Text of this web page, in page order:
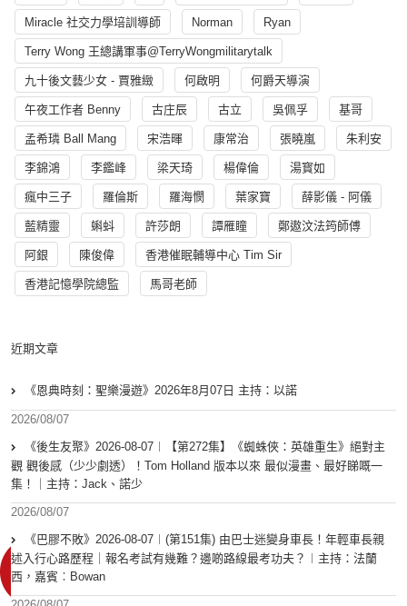
Miracle 社交力學培訓導師 Norman Ryan
Terry Wong 王總講軍事@TerryWongmilitarytalk
九十後文藝少女 - 賈雅緻 何啟明 何爵天導演
午夜工作者 Benny 古庄辰 古立 吳佩孚 基哥
孟希璘 Ball Mang 宋浩暉 康常治 張曉嵐 朱利安
李錦鴻 李鑑峰 梁天琦 楊偉倫 湯寳如
瘋中三子 羅倫斯 羅海憫 葉家寶 薛影儀 - 阿儀
藍精靈 蝌蚪 許莎朗 譚雁瞳 鄭遨汶法筠師傅
阿銀 陳俊偉 香港催眠輔導中心 Tim Sir
香港記憶學院總監 馬哥老師
近期文章
《恩典時刻：聖樂漫遊》2026年8月07日 主持：以諾
2026/08/07
《後生友聚》2026-08-07︱【第272集】《蜘蛛俠：英雄重生》絕對主
觀 觀後感（少少劇透）！Tom Holland 版本以來 最似漫畫、最好睇嘅一
集！｜主持：Jack、諾少
2026/08/07
《巴膠不敗》2026-08-07︱(第151集) 由巴士迷變身車長！年輕車長親
述入行心路歷程｜報名考試有幾難？邊啲路線最考功夫？︱主持：法蘭
西，嘉賓︰Bowan